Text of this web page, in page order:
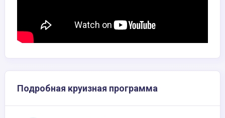
Подробная круизная программа